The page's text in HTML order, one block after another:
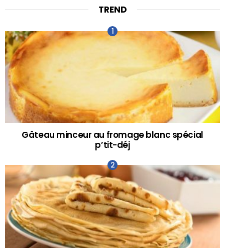
TREND
Gâteau minceur au fromage blanc spécial
p’tit-déj